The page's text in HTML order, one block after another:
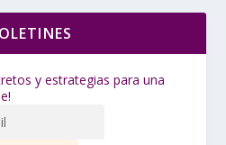
y estrategias para una